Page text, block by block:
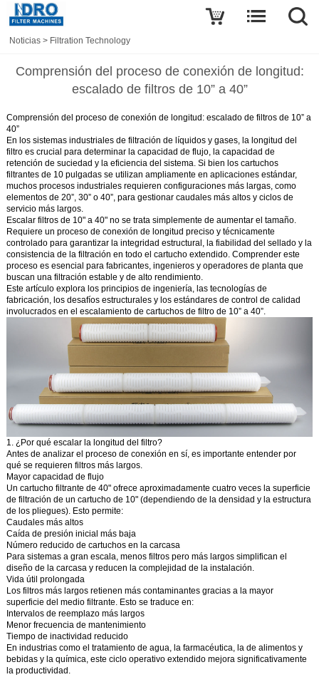
Noticias > Filtration Technology
Comprensión del proceso de conexión de longitud:
escalado de filtros de 10” a 40”
Comprensión del proceso de conexión de longitud: escalado de filtros de 10” a
40”
En los sistemas industriales de filtración de líquidos y gases, la longitud del
filtro es crucial para determinar la capacidad de flujo, la capacidad de
retención de suciedad y la eficiencia del sistema. Si bien los cartuchos
filtrantes de 10 pulgadas se utilizan ampliamente en aplicaciones estándar,
muchos procesos industriales requieren configuraciones más largas, como
elementos de 20”, 30” o 40”, para gestionar caudales más altos y ciclos de
servicio más largos.
Escalar filtros de 10" a 40" no se trata simplemente de aumentar el tamaño.
Requiere un proceso de conexión de longitud preciso y técnicamente
controlado para garantizar la integridad estructural, la fiabilidad del sellado y la
consistencia de la filtración en todo el cartucho extendido. Comprender este
proceso es esencial para fabricantes, ingenieros y operadores de planta que
buscan una filtración estable y de alto rendimiento.
Este artículo explora los principios de ingeniería, las tecnologías de
fabricación, los desafíos estructurales y los estándares de control de calidad
involucrados en el escalamiento de cartuchos de filtro de 10” a 40”.
1. ¿Por qué escalar la longitud del filtro?
Antes de analizar el proceso de conexión en sí, es importante entender por
qué se requieren filtros más largos.
Mayor capacidad de flujo
Un cartucho filtrante de 40" ofrece aproximadamente cuatro veces la superficie
de filtración de un cartucho de 10" (dependiendo de la densidad y la estructura
de los pliegues). Esto permite:
Caudales más altos
Caída de presión inicial más baja
Número reducido de cartuchos en la carcasa
Para sistemas a gran escala, menos filtros pero más largos simplifican el
diseño de la carcasa y reducen la complejidad de la instalación.
Vida útil prolongada
Los filtros más largos retienen más contaminantes gracias a la mayor
superficie del medio filtrante. Esto se traduce en:
Intervalos de reemplazo más largos
Menor frecuencia de mantenimiento
Tiempo de inactividad reducido
En industrias como el tratamiento de agua, la farmacéutica, la de alimentos y
bebidas y la química, este ciclo operativo extendido mejora significativamente
la productividad.